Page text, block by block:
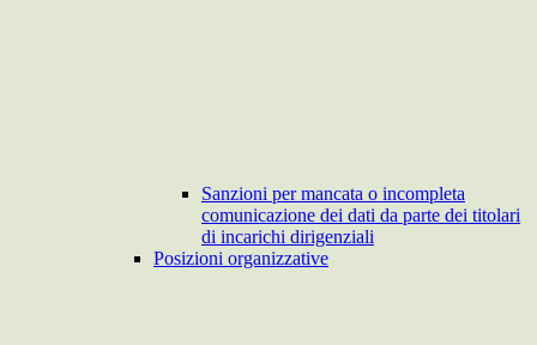
Sanzioni per mancata o incompleta
comunicazione dei dati da parte dei titolari
di incarichi dirigenziali
Posizioni organizzative